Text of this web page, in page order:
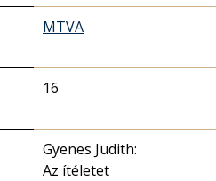
MTVA
16
Gyenes Judith:
Az ítéletet